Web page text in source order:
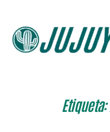
Etiqueta: